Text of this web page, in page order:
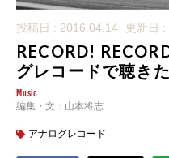
投稿日 : 2016.04.14 更新日
RECORD!
グレコードで聴き
Music
編集・文：山本将志
アナログレコード